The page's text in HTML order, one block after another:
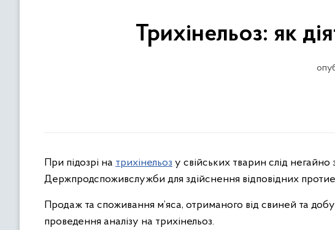
Трихінельоз: як
При підозрі на трихінельоз у свійських тварин слід
Держпродспоживслужби для здійснення відповідних
Продаж та споживання м’яса, отриманого від свиней та
проведення аналізу на трихінельоз.